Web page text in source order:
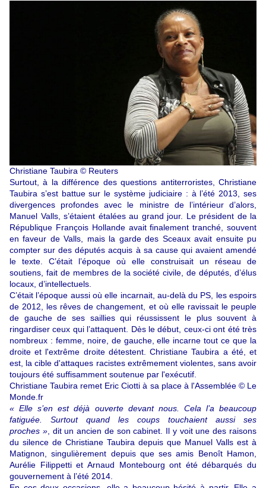
Christiane Taubira © Reuters
Surtout, à la différence des questions antiterroristes, Christiane
Taubira s’est battue sur le système judiciaire : à l’été 2013, ses
divergences profondes avec le ministre de l’intérieur d’alors,
Manuel Valls, s’étaient étalées au grand jour. Le président de la
République François Hollande avait finalement tranché, souvent
en faveur de Valls, mais la garde des Sceaux avait ensuite pu
compter sur des députés acquis à sa cause qui avaient amendé
le texte. C’était l’époque où elle construisait un réseau de
soutiens, fait de membres de la société civile, de députés, d’élus
locaux, d’intellectuels.
C’était l’époque aussi où elle incarnait, au-delà du PS, les espoirs
de 2012, les rêves de changement, et où elle ravissait le peuple
de gauche de ses saillies qui réussissent le plus souvent à
ringardiser ceux qui l’attaquent. Dès le début, ceux-ci ont été très
nombreux : femme, noire, de gauche, elle incarne tout ce que la
droite et l'extrême droite détestent. Christiane Taubira a été, et
est, la cible d'attaques racistes extrêmement violentes, sans avoir
toujours été suffisamment soutenue par l'exécutif.
Christiane Taubira remet Eric Ciotti à sa place à l'Assemblée © Le
Monde.fr
« Elle s’en est déjà ouverte devant nous. Cela l’a beaucoup
fatiguée. Surtout quand les coups touchaient aussi ses
proches », dit un ancien de son cabinet. Il y voit une des raisons
du silence de Christiane Taubira depuis que Manuel Valls est à
Matignon, singulièrement depuis que ses amis Benoît Hamon,
Aurélie Filippetti et Arnaud Montebourg ont été débarqués du
gouvernement à l’été 2014.